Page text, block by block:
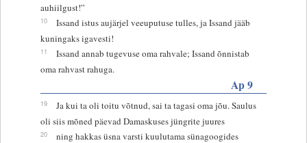
auhiilgust!”
10
Issand istus aujärjel veeuputuse tulles, ja Issand jääb
kuningaks igavesti!
11
Issand annab tugevuse oma rahvale; Issand õnnistab
oma rahvast rahuga.
Ap 9
19
Ja kui ta oli toitu võtnud, sai ta tagasi oma jõu. Saulus
oli siis mõned päevad Damaskuses jüngrite juures
20
ning hakkas üsna varsti kuulutama sünagoogides